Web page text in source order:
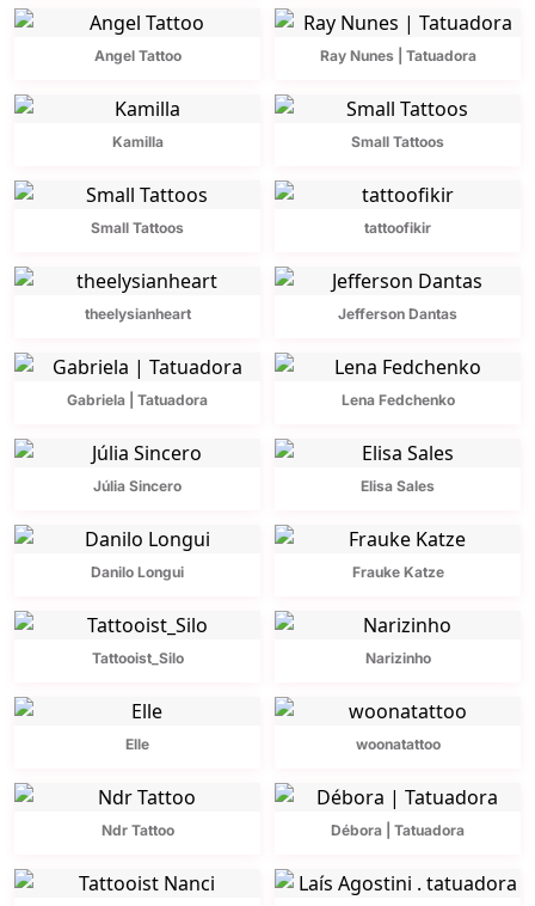
Angel Tattoo Ray Nunes | Tatuadora
Kamilla Small Tattoos
Small Tattoos tattoofikir
theelysianheart Jefferson Dantas
Gabriela | Tatuadora Lena Fedchenko
Júlia Sincero Elisa Sales
Danilo Longui Frauke Katze
Tattooist_Silo Narizinho
Elle woonatattoo
Ndr Tattoo Débora | Tatuadora